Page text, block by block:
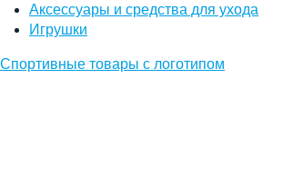
Аксессуары и средства для ухода
Игрушки
Спортивные товары с логотипом